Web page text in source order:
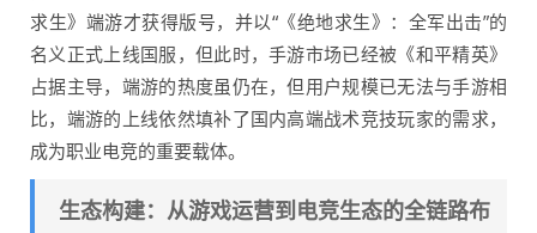
求生》端游才获得版号，并以“《绝地求生》：全军出击”的
名义正式上线国服，但此时，手游市场已经被《和平精英》
占据主导，端游的热度虽仍在，但用户规模已无法与手游相
比，端游的上线依然填补了国内高端战术竞技玩家的需求，
成为职业电竞的重要载体。
生态构建：从游戏运营到电竞生态的全链路布